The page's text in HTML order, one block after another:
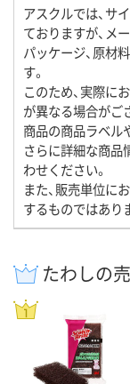
アスクルでは、サ
ておりますが、メ
パッケージ、原材
す。
このため、実際に
が異なる場合がご
商品の商品ラベル
さらに詳細な商品
わせください。
また、販売単位に
するものではあり
たわしの